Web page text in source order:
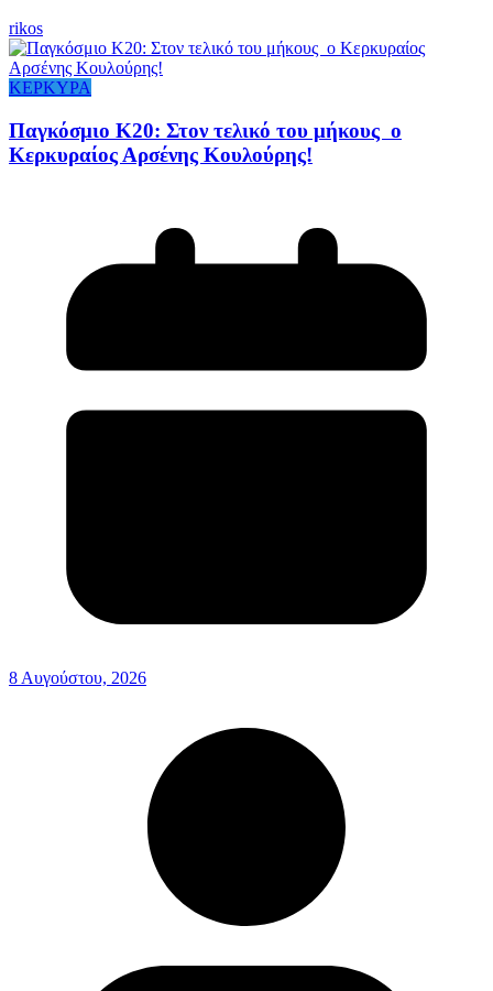
rikos
ΚΕΡΚΥΡΑ
Παγκόσμιο Κ20: Στον τελικό του μήκους ο
Κερκυραίος Αρσένης Κουλούρης!
8 Αυγούστου, 2026